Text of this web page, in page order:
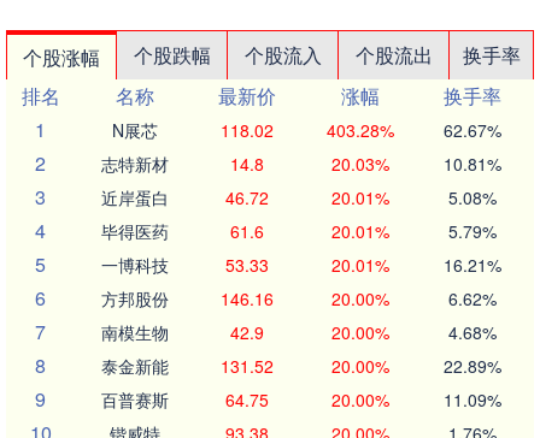
个股涨幅 个股跌幅 个股流入 个股流出
换手率
排名
名称 最新价 涨幅
换手率
1
N展芯 118.02 403.28% 62.67%
2 志特新材 14.8 20.03% 10.81%
3 近岸蛋白 46.72 20.01% 5.08%
4 毕得医药 61.6 20.01% 5.79%
5 一博科技 53.33 20.01% 16.21%
6 方邦股份 146.16 20.00% 6.62%
7 南模生物 42.9 20.00% 4.68%
8 泰金新能 131.52 20.00% 22.89%
9 百普赛斯 64.75 20.00% 11.09%
10 锴威特 93.38 20.00% 1.76%